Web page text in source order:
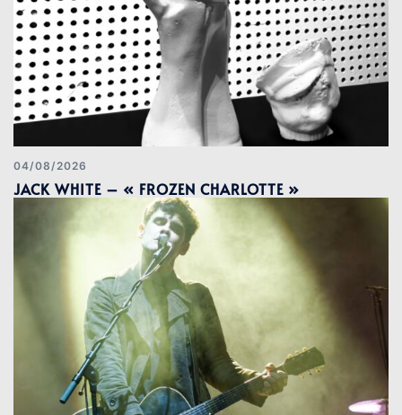
04/08/2026
JACK WHITE – « FROZEN CHARLOTTE »